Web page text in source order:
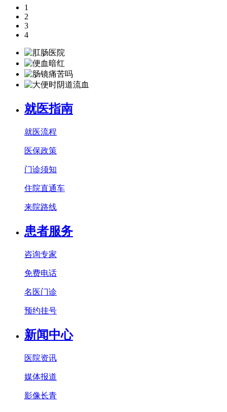
1
2
3
4
就医指南
就医流程
医保政策
门诊须知
住院直通车
来院路线
患者服务
咨询专家
免费电话
名医门诊
预约挂号
新闻中心
医院资讯
媒体报道
影像长青